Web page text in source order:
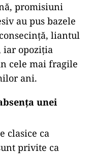
promisiuni
au pus bazele
liantul
iar opoziția
cele mai fragile
ani.
unei
clasice ca
privite ca